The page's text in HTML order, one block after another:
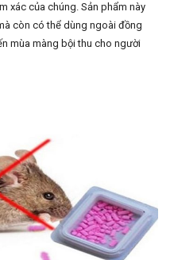
xác của chúng. Sản phẩm này
còn có thể dùng ngoài đồng
mùa màng bội thu cho người